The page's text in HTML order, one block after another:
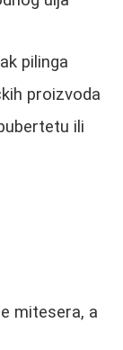
pilinga
proizvoda
ili
mitesera, a